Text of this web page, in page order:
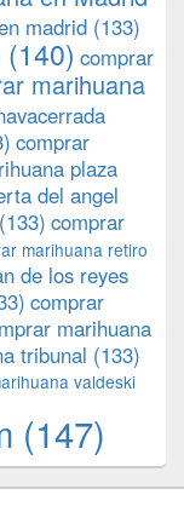
madrid (133)
(140) comprar
marihuana
comprar
plaza
del angel
(133) comprar
marihuana retiro
de los reyes
comprar
marihuana
tribunal (133)
valdeski
(147)